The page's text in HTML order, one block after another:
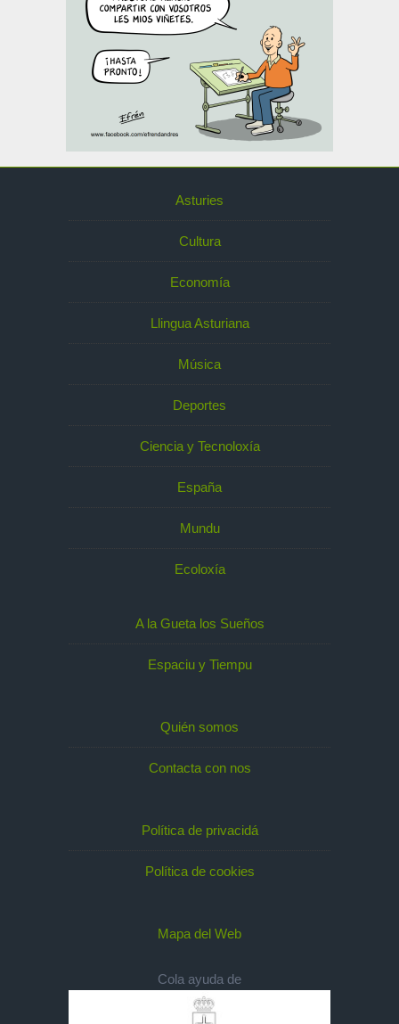
Asturies
Cultura
Economía
Llingua Asturiana
Música
Deportes
Ciencia y Tecnoloxía
España
Mundu
Ecoloxía
A la Gueta los Sueños
Espaciu y Tiempu
Quién somos
Contacta con nos
Política de privacidá
Política de cookies
Mapa del Web
Cola ayuda de